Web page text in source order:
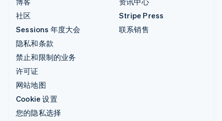
社区
Sessions 年度大会
隐私和条款
禁止和限制的业务
许可证
网站地图
Cookie 设置
您的隐私选择
Stripe Press
联系销售